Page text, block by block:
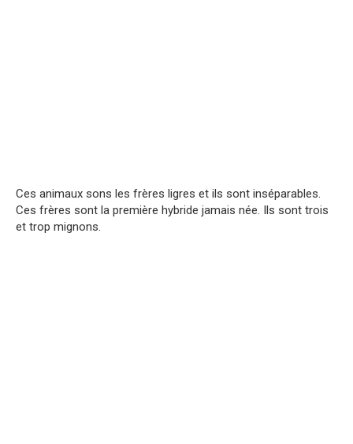
Ces animaux sons les frères ligres et ils sont inséparables.
Ces frères sont la première hybride jamais née. Ils sont trois
et trop mignons.